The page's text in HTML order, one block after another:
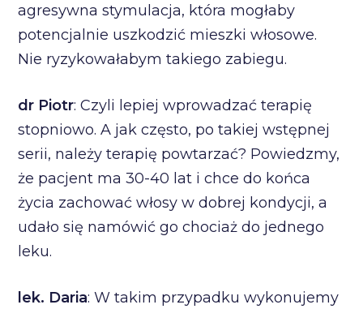
agresywna stymulacja, która mogłaby
potencjalnie uszkodzić mieszki włosowe.
Nie ryzykowałabym takiego zabiegu.
dr Piotr: Czyli lepiej wprowadzać terapię
stopniowo. A jak często, po takiej wstępnej
serii, należy terapię powtarzać? Powiedzmy,
że pacjent ma 30-40 lat i chce do końca
życia zachować włosy w dobrej kondycji, a
udało się namówić go chociaż do jednego
leku.
lek. Daria: W takim przypadku wykonujemy